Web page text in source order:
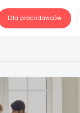
Dla pracodawców